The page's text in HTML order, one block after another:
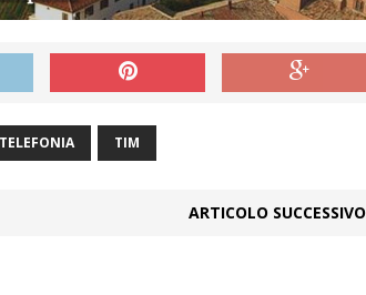
TELEFONIA TIM
ARTICOLO SUCCESSIVO